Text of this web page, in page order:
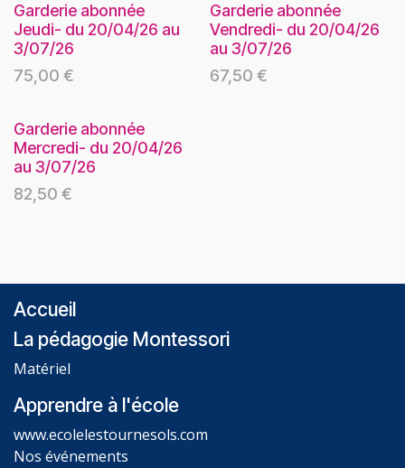
Garderie abonnée
Jeudi- du 20/04/26 au
3/07/26
75,00 €
Garderie abonnée
Vendredi- du 20/04/26
au 3/07/26
67,50 €
Garderie abonnée
Mercredi- du 20/04/26
au 3/07/26
82,50 €
Accueil
La pédagogie Montessori
Matériel
Apprendre à l'école
www.ecolelestournesols.com
Nos événements